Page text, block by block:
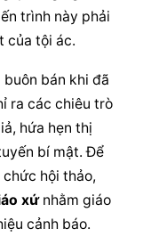
trình này phải
của tội ác.
buôn bán khi đã
ra các chiêu trò
hứa hẹn thị
bí mật. Để
hội thảo,
xứ nhằm giáo
cảnh báo.